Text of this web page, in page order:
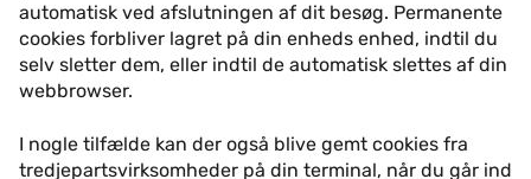
automatisk ved afslutningen af dit besøg. Permanente
cookies forbliver lagret på din enheds enhed, indtil du
selv sletter dem, eller indtil de automatisk slettes af din
webbrowser.
I nogle tilfælde kan der også blive gemt cookies fra
tredjepartsvirksomheder på din terminal, når du går ind